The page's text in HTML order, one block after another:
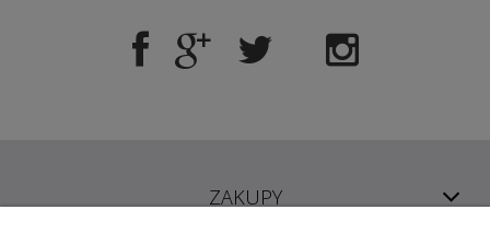
ZAKUPY